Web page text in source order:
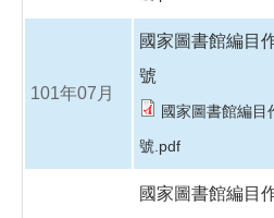
101年07月
國家圖書館編目
號
國家圖書館編目
號.pdf
國家圖書館編目